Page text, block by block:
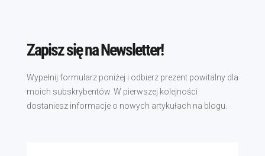
Zapisz się na Newsletter!
Wypełnij formularz poniżej i odbierz prezent powitalny dla
moich subskrybentów. W pierwszej kolejności
dostaniesz informacje o nowych artykułach na blogu.